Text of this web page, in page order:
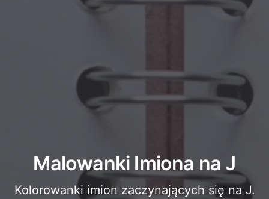
Malowanki Imiona na J
Kolorowanki imion zaczynających się na J.